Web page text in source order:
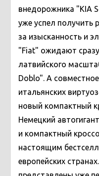
внедорожника "KIA
уже успел получить
за изысканность и
"Fiat" ожидают
латвийского
Doblo". А
итальянских
новый компактный
Немецкий
и компактный
настоящим
европейских